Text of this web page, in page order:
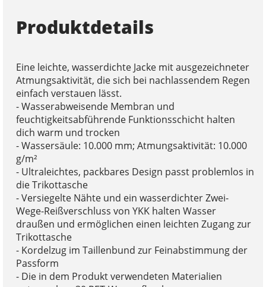
Produktdetails
Eine leichte, wasserdichte Jacke mit ausgezeichneter
Atmungsaktivität, die sich bei nachlassendem Regen
einfach verstauen lässt.
- Wasserabweisende Membran und
feuchtigkeitsabführende Funktionsschicht halten
dich warm und trocken
- Wassersäule: 10.000 mm; Atmungsaktivität: 10.000
g/m²
- Ultraleichtes, packbares Design passt problemlos in
die Trikottasche
- Versiegelte Nähte und ein wasserdichter Zwei-
Wege-Reißverschluss von YKK halten Wasser
draußen und ermöglichen einen leichten Zugang zur
Trikottasche
- Kordelzug im Taillenbund zur Feinabstimmung der
Passform
- Die in dem Produkt verwendeten Materialien